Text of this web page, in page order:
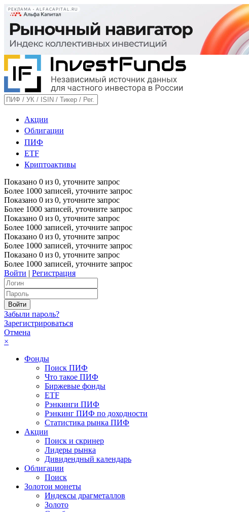
РЕКЛАМА • ALFACAPITAL.RU
Акции
Облигации
ПИФ
ETF
Криптоактивы
Показано 0 из 0, уточните запрос
Более 1000 записей, уточните запрос
Показано 0 из 0, уточните запрос
Более 1000 записей, уточните запрос
Показано 0 из 0, уточните запрос
Более 1000 записей, уточните запрос
Показано 0 из 0, уточните запрос
Более 1000 записей, уточните запрос
Показано 0 из 0, уточните запрос
Более 1000 записей, уточните запрос
Войти | Регистрация
Забыли пароль?
Зарегистрироваться
Отмена
×
Фонды
Поиск ПИФ
Что такое ПИФ
Биржевые фонды
ETF
Рэнкинги ПИФ
Рэнкинг ПИФ по доходности
Статистика рынка ПИФ
Акции
Поиск и скринер
Лидеры рынка
Дивидендный календарь
Облигации
Поиск
Золотои монеты
Индексы драгметаллов
Золото